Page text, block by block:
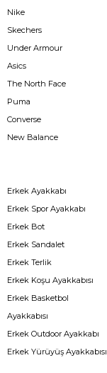
Nike
Skechers
Under Armour
Asics
The North Face
Puma
Converse
New Balance
Erkek Ayakkabı
Erkek Spor Ayakkabı
Erkek Bot
Erkek Sandalet
Erkek Terlik
Erkek Koşu Ayakkabısı
Erkek Basketbol
Ayakkabısı
Erkek Outdoor Ayakkabı
Erkek Yürüyüş Ayakkabısı